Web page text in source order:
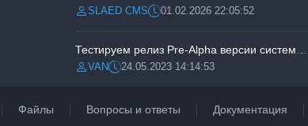
Разместил:
SLAED CMSДата:01.02.2026 22:05:52
Разместил:
VANДата:24.05.2023 14:14:53
Файлы Вопросы и ответы Документация